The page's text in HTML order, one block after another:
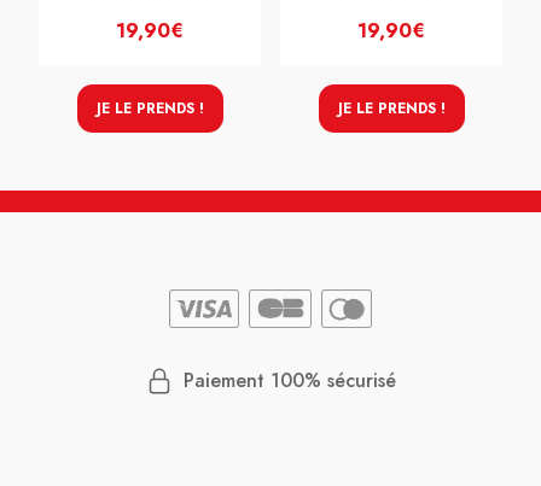
19,90€
JE LE PRENDS !
19,90€
JE LE PRENDS !
Paiement 100% sécurisé